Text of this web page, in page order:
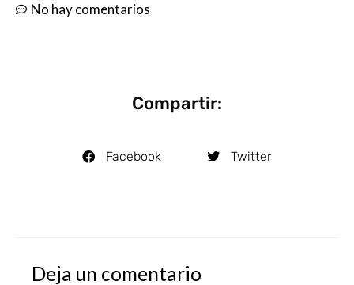
No hay comentarios
Compartir:
Facebook Twitter
Deja un comentario